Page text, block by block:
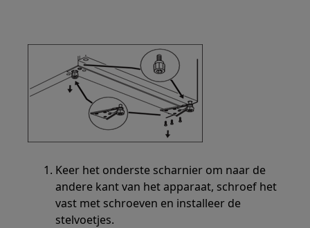
Keer het onderste scharnier om naar de
andere kant van het apparaat, schroef het
vast met schroeven en installeer de
stelvoetjes.